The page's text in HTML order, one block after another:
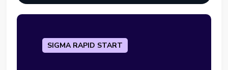
SIGMA RAPID START